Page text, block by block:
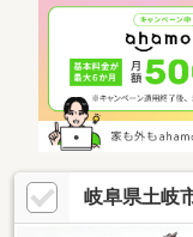
岐阜県土岐